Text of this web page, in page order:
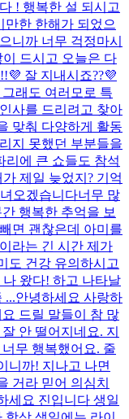
! 행복한 설 되시고
만한 한해가 되었으
니까 너무 걱정마시
드시고 오늘은 다
잘 지내시죠??💜
래도 여러모로 특
사를 드리려고 찾아
맞춰 다양하게 활동
지 못했던 부분들을
리에 큰 쇼들도 참석
제일 늦었지? 기억
오겠습니다너무 많
행복한 추억을 보
면 괜찮은데 아미를
라는 긴 시간 제가
도 건강 유의하시고
왔다! 하고 나타날
...안녕하세요 사랑하
드릴 말들이 참 많
안 떨어지네요. 지
무 행복했어요. 줄
니까! 지나고 나면
거라 믿어 의심치
세요 진입니다 생일